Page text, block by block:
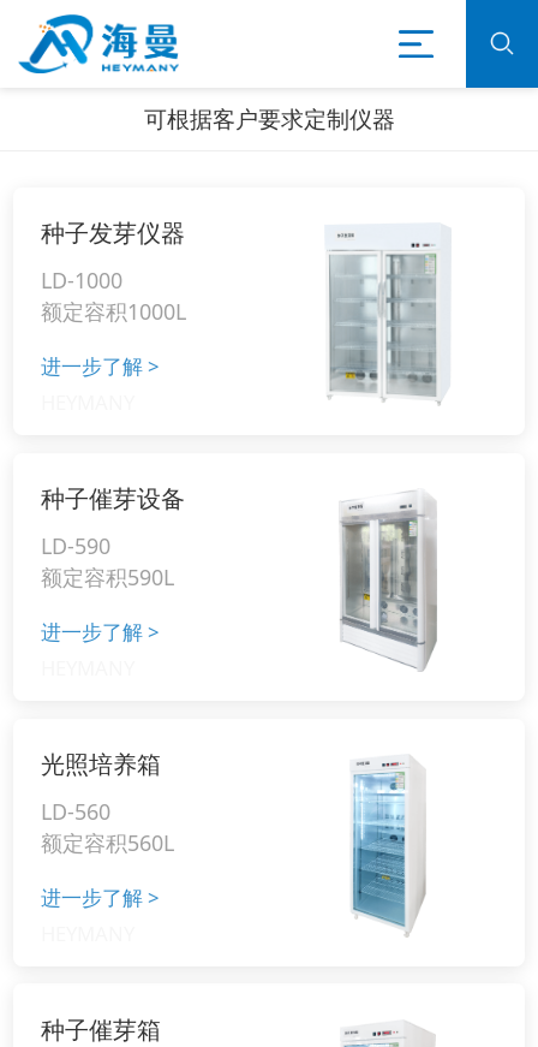
可根据客户要求定制仪器
种子发芽仪器
LD-1000
额定容积1000L
进一步了解>
种子催芽设备
LD-590
额定容积590L
进一步了解>
光照培养箱
LD-560
额定容积560L
进一步了解>
种子催芽箱